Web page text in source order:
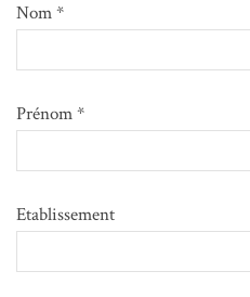
Nom *
Prénom *
Etablissement